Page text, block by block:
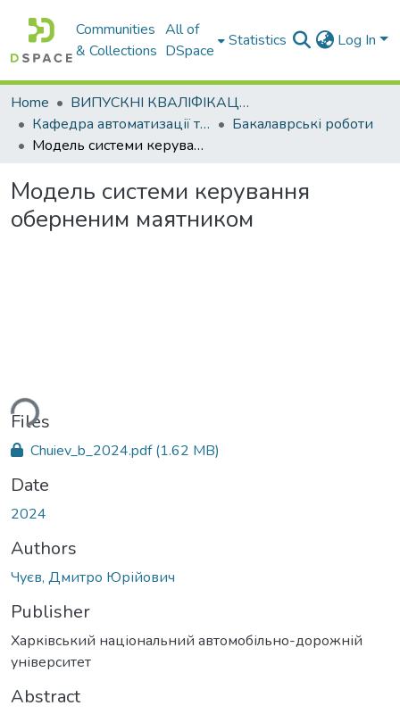
Communities
& Collections
All of
DSpace
Statistics Log In
Home
ВИПУСКНІ КВАЛІФІКАЦІЙНІ РОБОТИ
Кафедра автоматизації та комп’ютерно-інтегрованих технологій
Бакалаврські роботи
Модель системи керування оберненим маятником
Модель системи керування
оберненим маятником
Files
Chuiev_b_2024.pdf(1.62 MB)
Date
2024
Authors
Чуєв, Дмитро Юрійович
Publisher
Харківський національний автомобільно-дорожній
університет
Abstract